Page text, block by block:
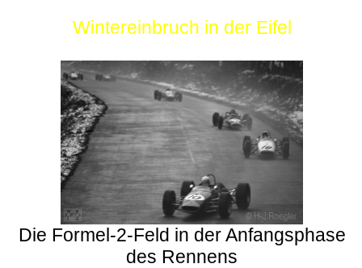
Wintereinbruch in der Eifel
Die Formel-2-Feld in der Anfangsphase
des Rennens